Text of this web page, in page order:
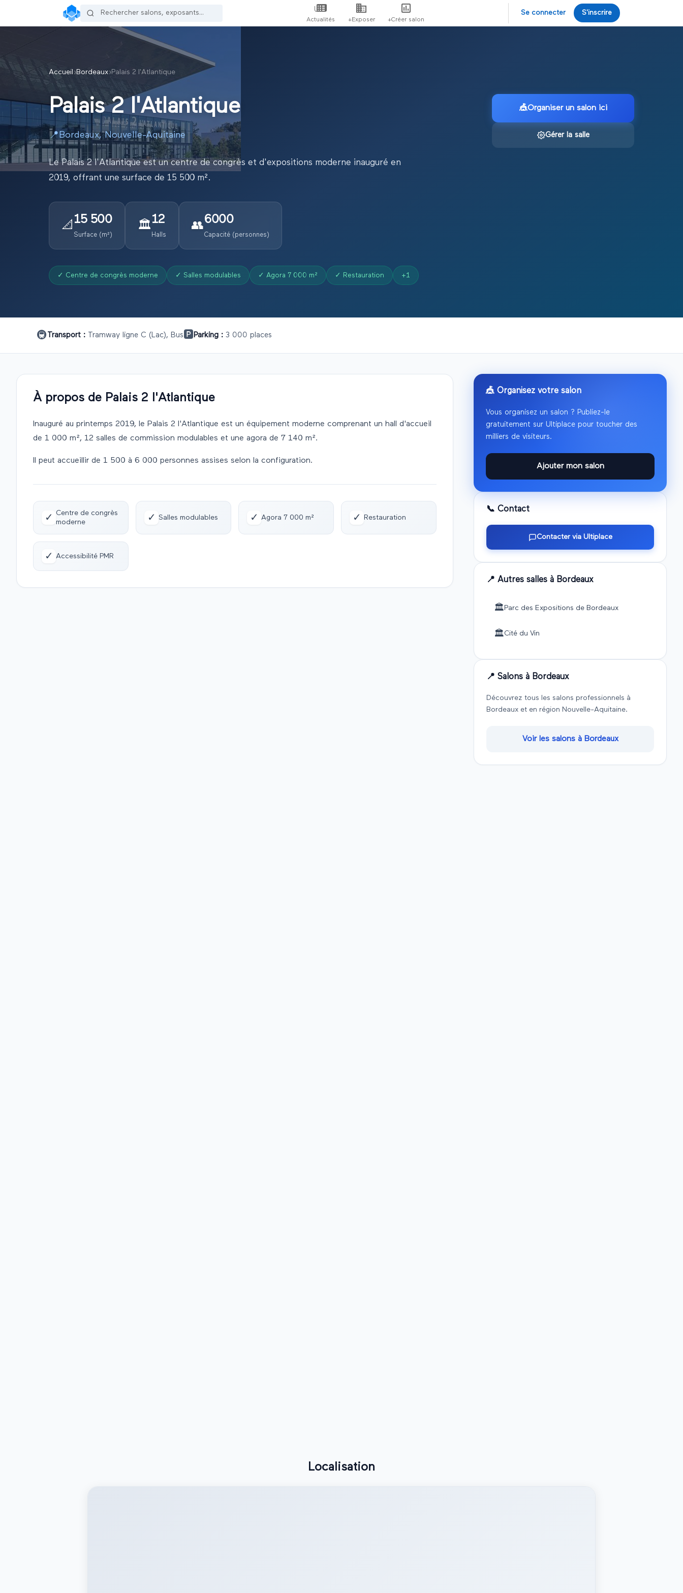
Actualités +Exposer +Créer salon
Se connecter S'inscrire
Accueil ›Bordeaux›Palais 2 l'Atlantique
Palais 2 l'Atlantique
📍 Bordeaux,Nouvelle-Aquitaine
Le Palais 2 l'Atlantique est un centre de congrès et d'expositions moderne inauguré en
2019, offrant une surface de 15 500 m².
📐 15 500
Surface (m²)
🏛️12
Halls
👥6000
Capacité (personnes)
✓ Centre de congrès moderne ✓ Salles modulables ✓ Agora 7 000 m² ✓ Restauration +1
🎪Organiser un salon ici
Gérer la salle
🚇 Transport : Tramway ligne C (Lac), Bus🅿️ Parking : 3 000 places
À propos de Palais 2 l'Atlantique
Inauguré au printemps 2019, le Palais 2 l'Atlantique est un équipement moderne comprenant un hall d'accueil
de 1 000 m², 12 salles de commission modulables et une agora de 7 140 m².
Il peut accueillir de 1 500 à 6 000 personnes assises selon la configuration.
✓
Centre de congrès
moderne
✓ Salles modulables ✓ Agora 7 000 m² ✓ Restauration
✓ Accessibilité PMR
🎪 Organisez votre salon
Vous organisez un salon ? Publiez-le
gratuitement sur Ultiplace pour toucher des
milliers de visiteurs.
Ajouter mon salon
📞 Contact
Contacter via Ultiplace
📍 Autres salles à Bordeaux
🏛️ Parc des Expositions de Bordeaux
🏛️Cité du Vin
📍 Salons à Bordeaux
Découvrez tous les salons professionnels à
Bordeaux et en région Nouvelle-Aquitaine.
Voir les salons à Bordeaux
Localisation